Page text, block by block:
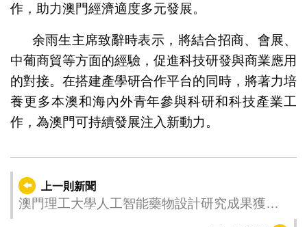
作，助力澳門經濟適度多元發展。
余雨生主席致辭時表示，將結合招商、會展、
中葡商貿等方面的經驗，促進科技研發與商業應用
的對接。在搭建產學研合作平台的同時，將著力培
養更多本澳和海內外青年參與科研和科技產業工
作，為澳門可持續發展注入新動力。
上一則新聞
澳門理工大學人工智能藥物設計研究成果獲國